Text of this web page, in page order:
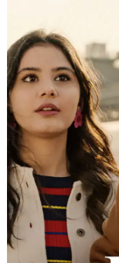
Kıvanç Barönü
Bensu Soral Halit